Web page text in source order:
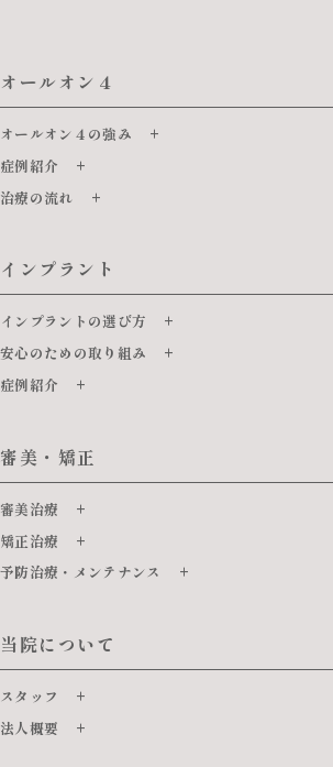
オールオン４
オールオン４の強み
症例紹介
治療の流れ
インプラント
インプラントの選び方
安心のための取り組み
症例紹介
審美・矯正
審美治療
矯正治療
予防治療・メンテナンス
当院について
スタッフ
法人概要